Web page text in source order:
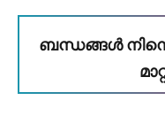
ബന്ധങ്ങൾ